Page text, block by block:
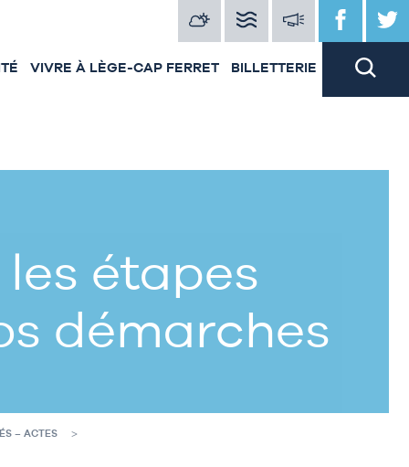
VIVRE À LÈGE-CAP FERRET BILLETTERIE
étapes
démarches
– ACTES